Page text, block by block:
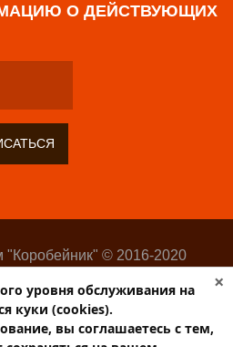
О ДЕЙСТВУЮЩИХ
© 2016-2020
изделий
студия Websilon
×
уровня обслуживания на
куки (cookies).
вы соглашаетесь с тем,